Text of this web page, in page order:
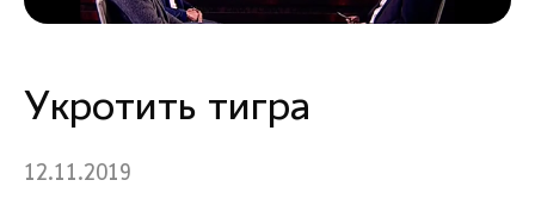
Укротить тигра
12.11.2019